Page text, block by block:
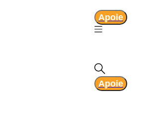
Apoie
Apoie